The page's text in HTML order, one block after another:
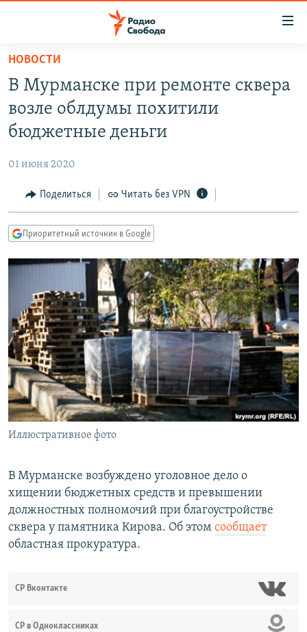
упрощенного
доступа
основному
Вернутся
Вернутся
поиску
ПОДКАСТЫ
АВТОРСКИЕ ПРОЕКТЫ
МНЕНИЯ
КУЛЬТУРА
КАВКАЗ.РЕАЛИИ
СЕВЕР.РЕАЛИИ
СИБИРЬ.РЕАЛИИ
РАСПИСАНИЕ ВЕЩАНИЯ
ПОДПИШИТЕСЬ НА РАССЫЛКУ
СОЦИАЛЬНЫЕ СЕТИ
Все сайты РСЕ/РС
НОВОСТИ
В Мурманске при ремонте сквера
возле облдумы похитили
бюджетные деньги
01 июня 2020
Поделиться Читать без VPN
Приоритетный источник в Google
Иллюстративное фото
В Мурманске возбуждено уголовное дело о
хищении бюджетных средств и превышении
должностных полномочий при благоустройстве
сквера у памятника Кирова. Об этом сообщает
областная прокуратура.
СР Вконтакте
СР в Одноклассниках